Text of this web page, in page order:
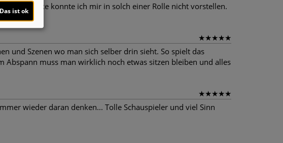
Engelke konnte ich mir in solch einer Rolle nicht vorstellen.
★★★★★
und Szenen wo man sich selber drin sieht. So spielt das
Abspann muss man wirklich noch etwas sitzen bleiben und alles
★★★★★
wieder daran denken... Tolle Schauspieler und viel Sinn
Das ist ok